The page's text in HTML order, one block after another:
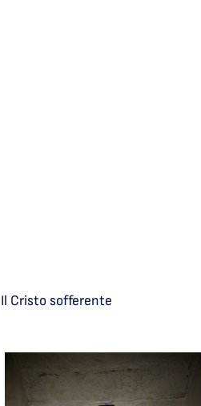
Il Cristo sofferente